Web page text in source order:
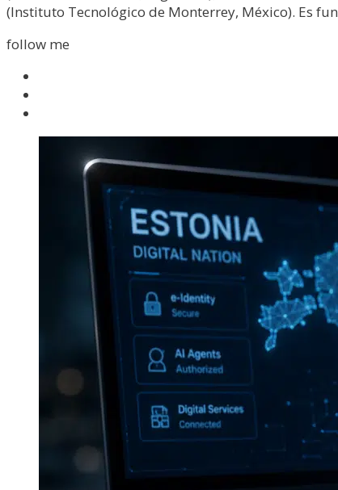
(Instituto Tecnológico de Monterrey, México). Es
follow me